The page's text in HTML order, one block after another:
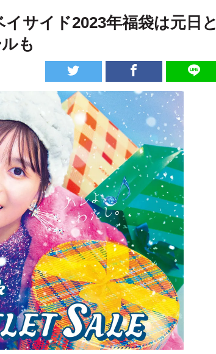
サイド2023年福袋は元日と
も